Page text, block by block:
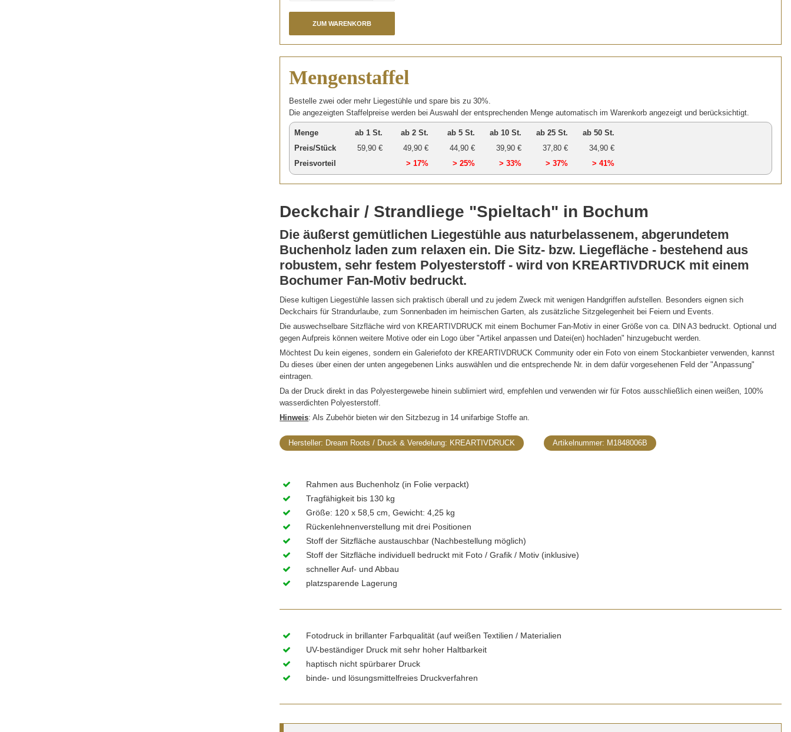
Mengenstaffel
Bestelle zwei oder mehr Liegestühle und spare bis zu 30%.
Die angezeigten Staffelpreise werden bei Auswahl der entsprechenden Menge automatisch im Warenkorb angezeigt und berücksichtigt.
Menge ab 1 St. ab 2 St. ab 5 St. ab 10 St. ab 25 St.
ab 50 St.
Preis/Stück
59,90 € 49,90 € 44,90 € 39,90 € 37,80 €
34,90 €
Preisvorteil
> 17% > 25% > 33% > 37% > 41%
Deckchair / Strandliege "Spieltach" in Bochum
Die äußerst gemütlichen Liegestühle aus naturbelassenem, abgerundetem
Buchenholz laden zum relaxen ein. Die Sitz- bzw. Liegefläche - bestehend aus
robustem, sehr festem Polyesterstoff - wird von KREARTIVDRUCK mit einem
Bochumer Fan-Motiv bedruckt.
Diese kultigen Liegestühle lassen sich praktisch überall und zu jedem Zweck mit wenigen Handgriffen aufstellen. Besonders eignen sich
Deckchairs für Strandurlaube, zum Sonnenbaden im heimischen Garten, als zusätzliche Sitzgelegenheit bei Feiern und Events.
Die auswechselbare Sitzfläche wird von KREARTIVDRUCK mit einem Bochumer Fan-Motiv in einer Größe von ca. DIN A3 bedruckt. Optional und
gegen Aufpreis können weitere Motive oder ein Logo über "Artikel anpassen und Datei(en) hochladen" hinzugebucht werden.
Möchtest Du kein eigenes, sondern ein Galeriefoto der KREARTIVDRUCK Community oder ein Foto von einem Stockanbieter verwenden, kannst
Du dieses über einen der unten angegebenen Links auswählen und die entsprechende Nr. in dem dafür vorgesehenen Feld der "Anpassung"
eintragen.
Da der Druck direkt in das Polyestergewebe hinein sublimiert wird, empfehlen und verwenden wir für Fotos ausschließlich einen weißen, 100%
wasserdichten Polyesterstoff.
Hinweis: Als Zubehör bieten wir den Sitzbezug in 14 unifarbige Stoffe an.
Hersteller: Dream Roots Artikelnummer: M1848006B
Rahmen aus Buchenholz (in Folie verpackt)
Tragfähigkeit bis 130 kg
Größe: 120 x 58,5 cm, Gewicht: 4,25 kg
Rückenlehnenverstellung mit drei Positionen
Stoff der Sitzfläche austauschbar (Nachbestellung möglich)
Stoff der Sitzfläche individuell bedruckt mit Foto / Grafik / Motiv (inklusive)
schneller Auf- und Abbau
platzsparende Lagerung
Fotodruck in brillanter Farbqualität (auf weißen Textilien / Materialien
UV-beständiger Druck mit sehr hoher Haltbarkeit
haptisch nicht spürbarer Druck
binde- und lösungsmittelfreies Druckverfahren